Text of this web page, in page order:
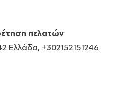
πελατών
Ελλάδα, +302152151246